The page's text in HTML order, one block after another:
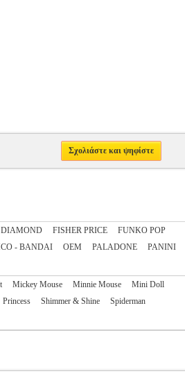
Σχολιάστε και ψηφίστε
DIAMOND FISHER PRICE
FUNKO POP
- BANDAI OEM PALADONE
PANINI
Mickey Mouse Minnie Mouse
Mini Doll
Princess Shimmer & Shine
Spiderman